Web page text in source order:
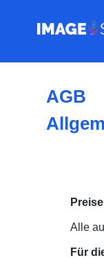
AGB
Preise
Alle
Für